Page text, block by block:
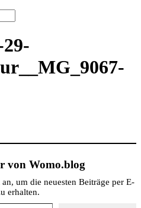
von Womo.blog
um die neuesten Beiträge per E-
erhalten.